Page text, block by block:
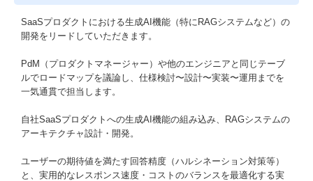
SaaSプロダクトにおける⽣成AI機能（特にRAGシステムなど）の
開発をリードしていただきます。
PdM（プロダクトマネージャー）や他のエンジニアと同じテーブ
ルでロードマップを議論し、仕様検討〜設計〜実装〜運⽤までを
⼀気通貫で担当します。
⾃社SaaSプロダクトへの⽣成AI機能の組み込み、RAGシステムの
アーキテクチャ設計・開発。
ユーザーの期待値を満たす回答精度（ハルシネーション対策等）
と、実⽤的なレスポンス速度・コストのバランスを最適化する実